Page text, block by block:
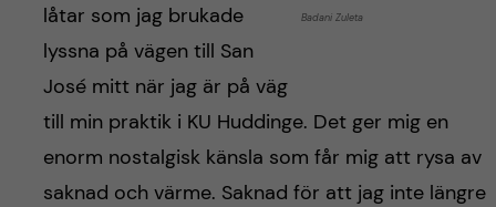
Badani Zuleta
låtar som jag brukade
lyssna på vägen till San
José mitt när jag är på väg
till min praktik i KU Huddinge. Det ger mig en
enorm nostalgisk känsla som får mig att rysa av
saknad och värme. Saknad för att jag inte längre